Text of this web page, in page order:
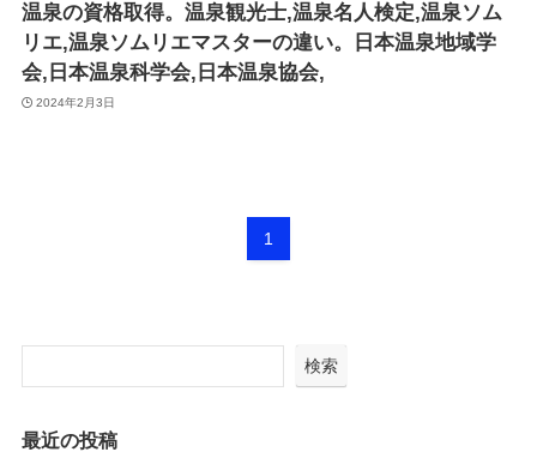
温泉の資格取得。温泉観光士,温泉名人検定,温泉ソム
リエ,温泉ソムリエマスターの違い。日本温泉地域学
会,日本温泉科学会,日本温泉協会,
2024年2月3日
1
検索
最近の投稿